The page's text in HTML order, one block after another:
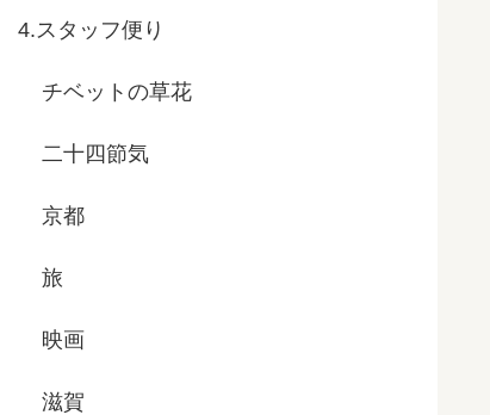
4.スタッフ便り
チベットの草花
二十四節気
京都
旅
映画
滋賀